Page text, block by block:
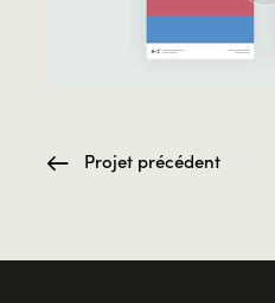
Projet précédent